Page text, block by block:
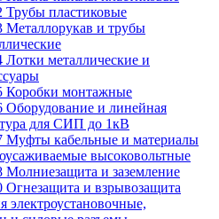
Трубы пластиковые
Металлорукав и трубы
Лотки металлические и
Коробки монтажные
Оборудование и линейная
для СИП до 1кВ
Муфты кабельные и материалы
высоковольтные
Молниезащита и заземление
Огнезащита и взрывозащита
электроустановочные,